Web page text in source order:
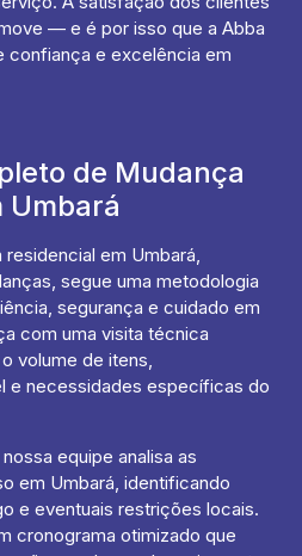
— e é por isso que a Abba
confiança e excelência em
de Mudança
Umbará
em Umbará,
segue uma metodologia
segurança e cuidado em
com uma visita técnica
volume de itens,
e necessidades específicas do
equipe analisa as
em Umbará, identificando
e eventuais restrições locais.
cronograma otimizado que